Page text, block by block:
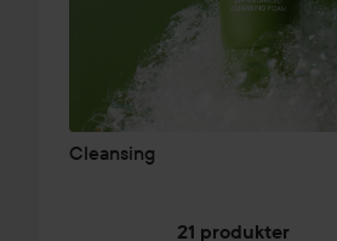
Cleansing
21 produkter